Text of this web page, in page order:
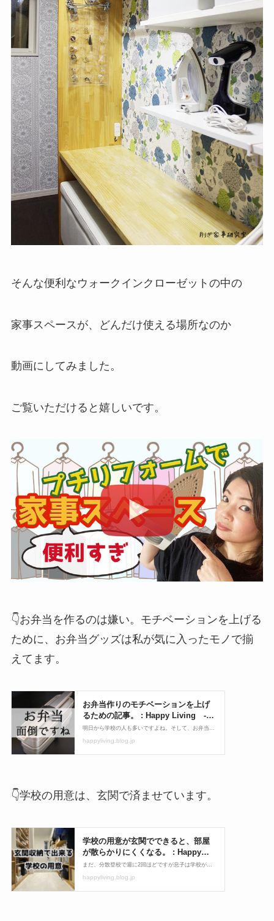
そんな便利なウォークインクローゼットの中の
家事スペースが、どんだけ使える場所なのか
動画にしてみました。
ご覧いただけると嬉しいです。
👇お弁当を作るのは嫌い。モチベーションを上げる
ために、お弁当グッズは私が気に入ったモノで揃
えてます。
👇学校の用意は、玄関で済ませています。